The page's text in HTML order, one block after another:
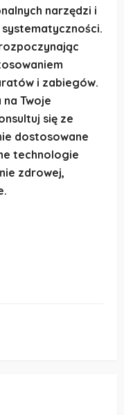
narzędzi i
i zabiegów.
Twoje
się ze
dostosowane
technologie
zdrowej,